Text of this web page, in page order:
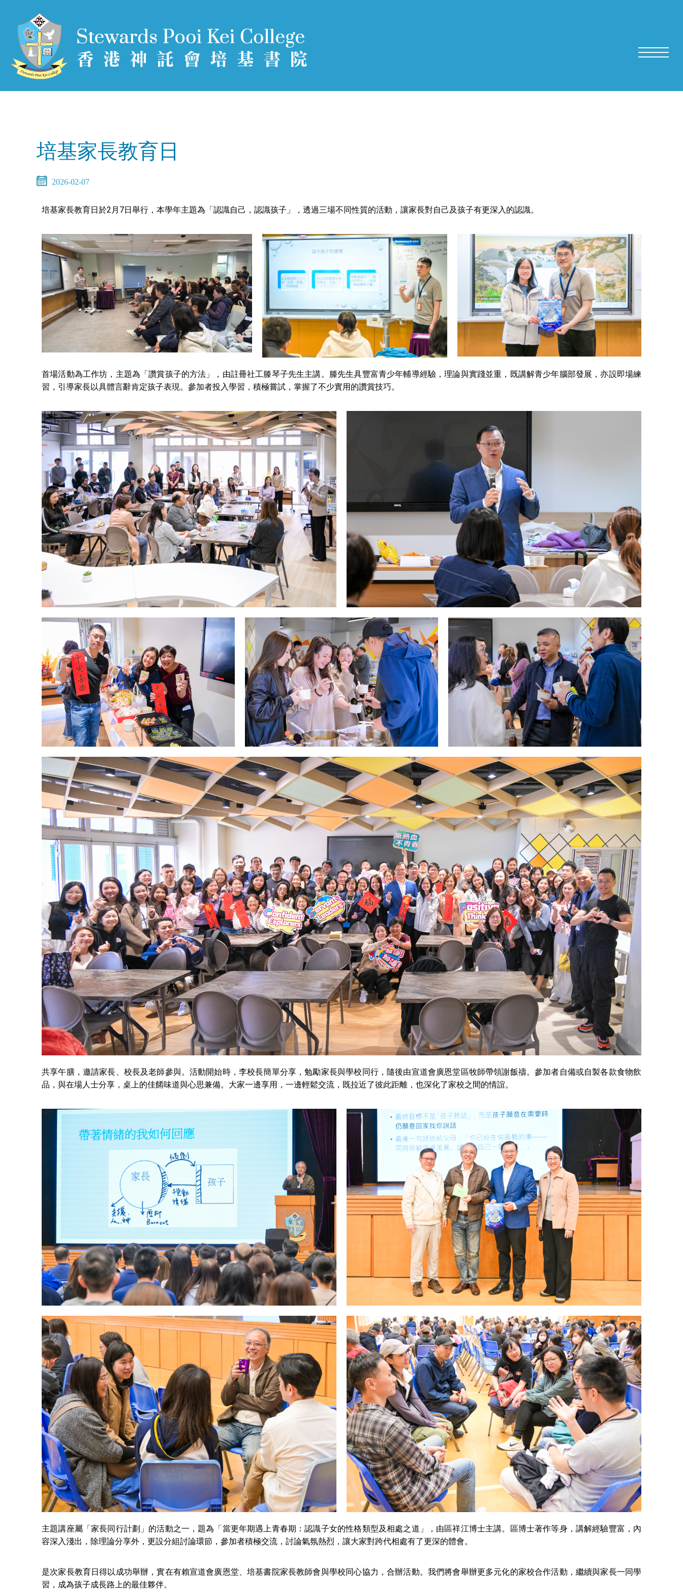
培基家長教育日
2026-02-07
培基家長教育日於2月7日舉行，本學年主題為「認識自己，認識孩子」，透過三場不同性質的活動，讓家長對自己及孩子有更深入的認識。
首場活動為工作坊，主題為「讚賞孩子的方法」，由註冊社工滕琴子先生主講。滕先生具豐富青少年輔導經驗，理論與實踐並重，既講解青少年腦部發展，亦設即場練
習，引導家長以具體言辭肯定孩子表現。參加者投入學習，積極嘗試，掌握了不少實用的讚賞技巧。
共享午膳，邀請家長、校長及老師參與。活動開始時，李校長簡單分享，勉勵家長與學校同行，隨後由宣道會廣恩堂區牧師帶領謝飯禱。參加者自備或自製各款食物飲
品，與在場人士分享，桌上的佳餚味道與心思兼備。大家一邊享用，一邊輕鬆交流，既拉近了彼此距離，也深化了家校之間的情誼。
主題講座屬「家長同行計劃」的活動之一，題為「當更年期遇上青春期：認識子女的性格類型及相處之道」，由區祥江博士主講。區博士著作等身，講解經驗豐富，內
容深入淺出，除理論分享外，更設分組討論環節，參加者積極交流，討論氣氛熱烈，讓大家對跨代相處有了更深的體會。
是次家長教育日得以成功舉辦，實在有賴宣道會廣恩堂、培基書院家長教師會與學校同心協力，合辦活動。我們將會舉辦更多元化的家校合作活動，繼續與家長一同學
習，成為孩子成長路上的最佳夥伴。